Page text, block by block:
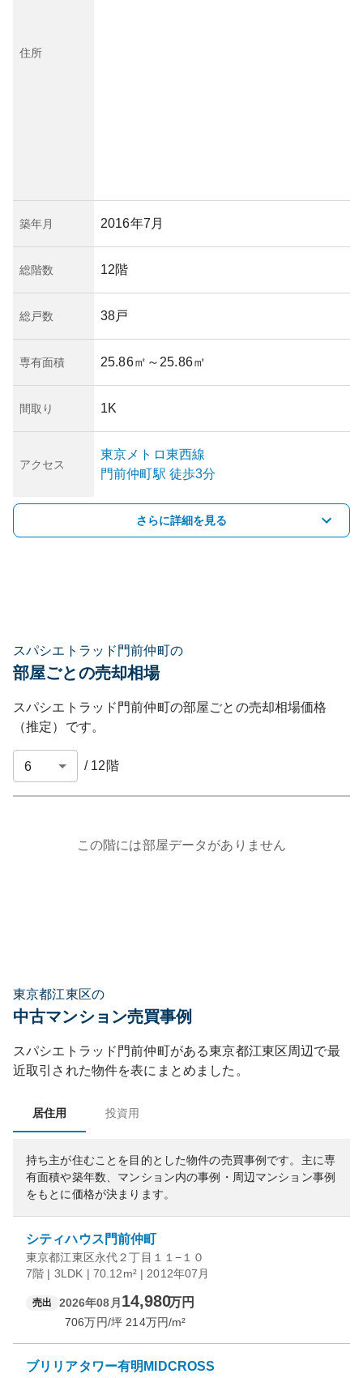
住所
築年月 2016年7月
総階数 12階
総戸数 38戸
専有面積 25.86㎡ ～25.86㎡
間取り 1K
アクセス
東京メトロ東西線
門前仲町駅 徒歩3分
さらに詳細を見る
スパシエトラッド門前仲町の
部屋ごとの売却相場
スパシエトラッド門前仲町の部屋ごとの売却相場価格
（推定）です。
/ 12 階
この階には部屋データがありません
東京都江東区の
中古マンション売買事例
スパシエトラッド門前仲町がある東京都江東区周辺で最
近取引された物件を表にまとめました。
居住用 投資用
持ち主が住むことを目的とした物件の売買事例です。 主に専
有面積や築年数、マンション内の事例・周辺マンション事例
をもとに価格が決まります。
シティハウス門前仲町
東京都江東区永代２丁目１１−１０
7階 | 3LDK | 70.12m² | 2012年07月
売出 2026年08月 14,980万円
706万円/坪 214万円/m²
ブリリアタワー有明MIDCROSS